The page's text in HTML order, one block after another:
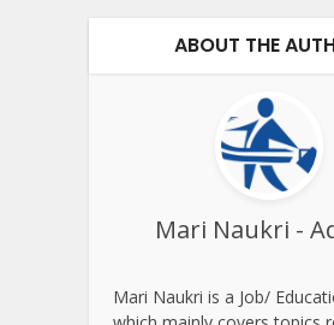
ABOUT THE
Mari Naukri -
Mari Naukri is a Job/